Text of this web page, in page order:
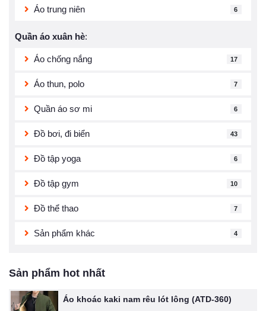
Áo trung niên 6
Quần áo xuân hè:
Áo chống nắng 17
Áo thun, polo 7
Quần áo sơ mi 6
Đồ bơi, đi biển 43
Đồ tập yoga 6
Đồ tập gym 10
Đồ thể thao 7
Sản phẩm khác 4
Sản phẩm hot nhất
Áo khoác kaki nam rêu lót lông (ATD-360)